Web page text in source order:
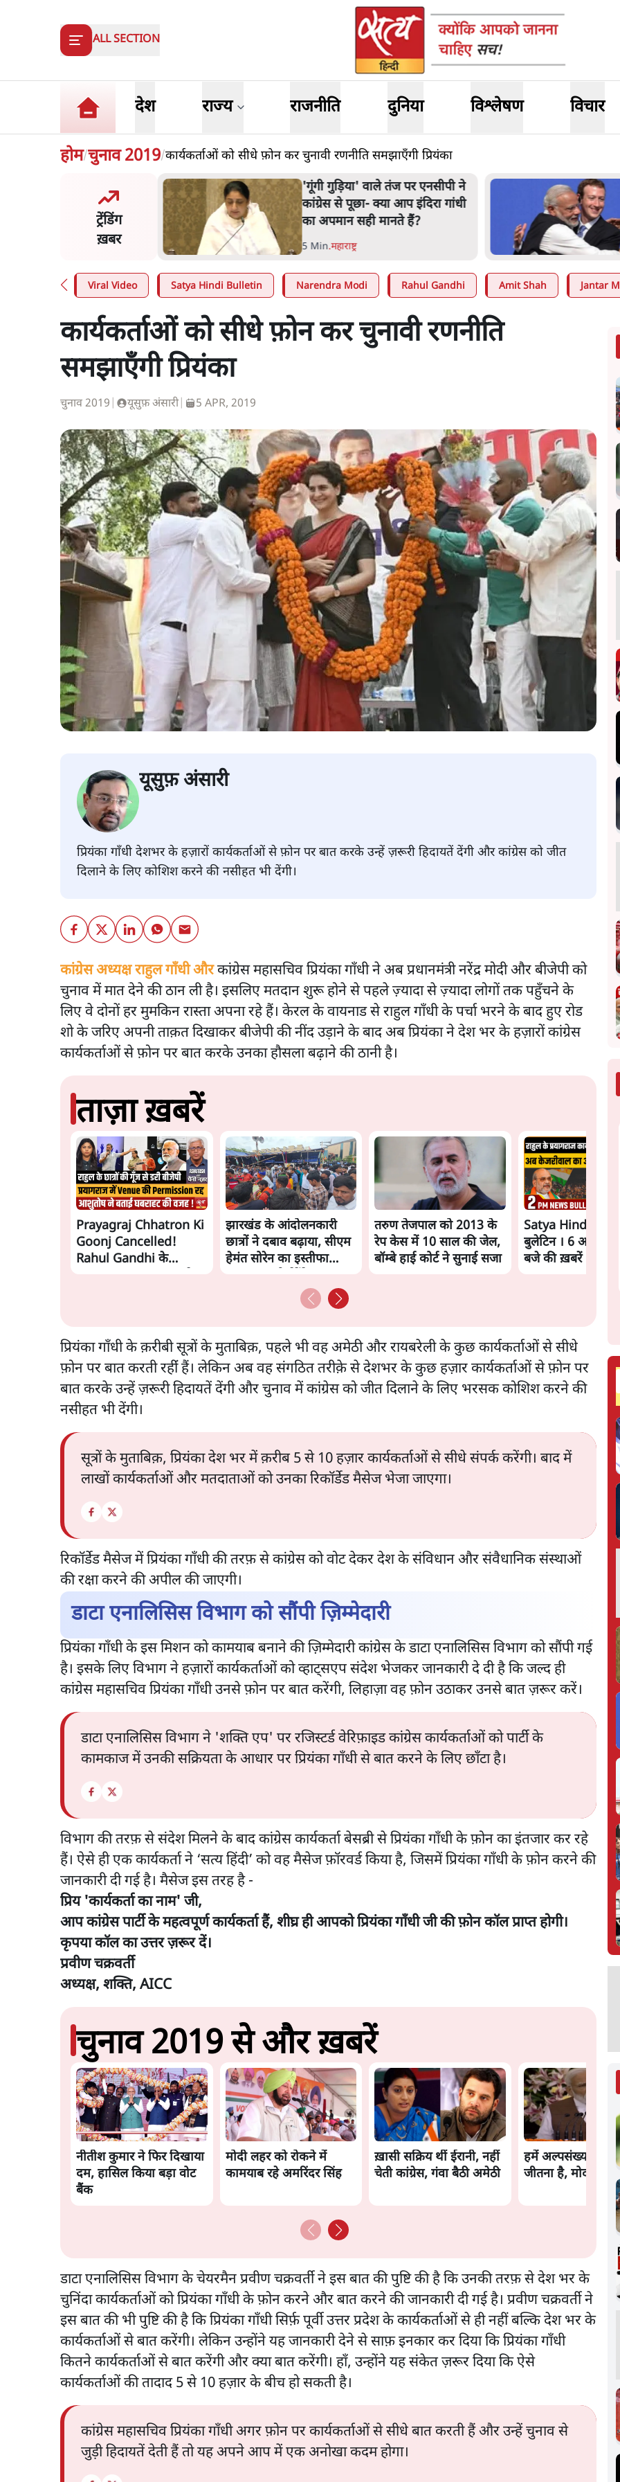
ALL SECTION
देश राज्य राजनीति दुनिया विश्लेषण विचार
होम/चुनाव 2019/कार्यकर्ताओं को सीधे फ़ोन कर चुनावी रणनीति समझाएँगी प्रियंका
ट्रेंडिंग
ख़बर
'गूंगी गुड़िया' वाले तंज पर एनसीपी ने
कांग्रेस से पूछा- क्या आप इंदिरा गांधी
का अपमान सही मानते हैं?
5 Min.महाराष्ट्र
संसदीय समिति-मेटा की बैठकः मार्क
ज़करबर्ग ने भारत सरकार से माफी
मांगी
Viral Video Satya Hindi Bulletin Narendra Modi Rahul Gandhi Amit Shah Jantar
कार्यकर्ताओं को सीधे फ़ोन कर चुनावी रणनीति
समझाएँगी प्रियंका
चुनाव 2019 यूसुफ़ अंसारी| 5 APR, 2019
यूसुफ़ अंसारी
प्रियंका गाँधी देशभर के हज़ारों कार्यकर्ताओं से फ़ोन पर बात करके उन्हें ज़रूरी हिदायतें देंगी और कांग्रेस को जीत
दिलाने के लिए कोशिश करने की नसीहत भी देंगी।
कांग्रेस अध्यक्ष राहुल गाँधी औरकांग्रेस महासचिव प्रियंका गाँधी ने अब प्रधानमंत्री नरेंद्र मोदी और बीजेपी को
चुनाव में मात देने की ठान ली है। इसलिए मतदान शुरू होने से पहले ज़्यादा से ज़्यादा लोगों तक पहुँचने के
लिए वे दोनों हर मुमकिन रास्ता अपना रहे हैं। केरल के वायनाड से राहुल गाँधी के पर्चा भरने के बाद हुए रोड
शो के जरिए अपनी ताक़त दिखाकर बीजेपी की नींद उड़ाने के बाद अब प्रियंका ने देश भर के हज़ारों कांग्रेस
कार्यकर्ताओं से फ़ोन पर बात करके उनका हौसला बढ़ाने की ठानी है।
ताज़ा ख़बरें
Prayagraj Chhatron Ki
Goonj Cancelled!
Rahul Gandhi के
झारखंड के आंदोलनकारी
छात्रों ने दबाव बढ़ाया, सीएम
हेमंत सोरेन का इस्तीफा
तरुण तेजपाल को 2013 के
रेप केस में 10 साल की जेल,
बॉम्बे हाई कोर्ट ने सुनाई सजा
Satya Hindi
बुलेटिन । 6 अगस्त,
बजे की ख़बरें
प्रियंका गाँधी के क़रीबी सूत्रों के मुताबिक़, पहले भी वह अमेठी और रायबरेली के कुछ कार्यकर्ताओं से सीधे
फ़ोन पर बात करती रहींं हैं। लेकिन अब वह संगठित तरीके़ से देशभर के कुछ हज़ार कार्यकर्ताओं से फ़ोन पर
बात करके उन्हें ज़रूरी हिदायतें देंगी और चुनाव में कांग्रेस को जीत दिलाने के लिए भरसक कोशिश करने की
नसीहत भी देंगी।
सूत्रों के मुताबिक़, प्रियंका देश भर में क़रीब 5 से 10 हज़ार कार्यकर्ताओं से सीधे संपर्क करेंगी। बाद में
लाखों कार्यकर्ताओं और मतदाताओं को उनका रिकॉर्डेड मैसेज भेजा जाएगा।
रिकॉर्डेड मैसेज में प्रियंका गाँधी की तरफ़ से कांग्रेस को वोट देकर देश के संविधान और संवैधानिक संस्थाओं
की रक्षा करने की अपील की जाएगी।
डाटा एनालिसिस विभाग को सौंपी ज़िम्मेदारी
प्रियंका गाँधी के इस मिशन को कामयाब बनाने की ज़िम्मेदारी कांग्रेस के डाटा एनालिसिस विभाग को सौंपी गई
है। इसके लिए विभाग ने हज़ारों कार्यकर्ताओं को व्हाट्सएप संदेश भेजकर जानकारी दे दी है कि जल्द ही
कांग्रेस महासचिव प्रियंका गाँधी उनसे फ़ोन पर बात करेंगी, लिहाज़ा वह फ़ोन उठाकर उनसे बात ज़रूर करें।
डाटा एनालिसिस विभाग ने 'शक्ति एप' पर रजिस्टर्ड वेरिफ़ाइड कांग्रेस कार्यकर्ताओं को पार्टी के
कामकाज में उनकी सक्रियता के आधार पर प्रियंका गाँधी से बात करने के लिए छाँटा है।
विभाग की तरफ़ से संदेश मिलने के बाद कांग्रेस कार्यकर्ता बेसब्री से प्रियंका गाँधी के फ़ोन का इंतजार कर रहे
हैं। ऐसे ही एक कार्यकर्ता ने ‘सत्य हिंदी’ को वह मैसेज फ़ॉरवर्ड किया है, जिसमें प्रियंका गाँधी के फ़ोन करने की
जानकारी दी गई है। मैसेज इस तरह है -
प्रिय 'कार्यकर्ता का नाम' जी,
आप कांग्रेस पार्टी के महत्वपूर्ण कार्यकर्ता हैं, शीघ्र ही आपको प्रियंका गाँधी जी की फ़ोन कॉल प्राप्त होगी।
कृपया कॉल का उत्तर ज़रूर दें।
प्रवीण चक्रवर्ती
अध्यक्ष, शक्ति, AICC
चुनाव 2019 से और ख़बरें
नीतीश कुमार ने फिर दिखाया
दम, हासिल किया बड़ा वोट
बैंक
मोदी लहर को रोकने में
कामयाब रहे अमरिंदर सिंह
ख़ासी सक्रिय थीं ईरानी, नहीं
चेती कांग्रेस, गंवा बैठी अमेठी
हमें अल्पसंख्यकों का
जीतना है, मोदी बोले
डाटा एनालिसिस विभाग के चेयरमैन प्रवीण चक्रवर्ती ने इस बात की पुष्टि की है कि उनकी तरफ़ से देश भर के
चुनिंदा कार्यकर्ताओं को प्रियंका गाँधी के फ़ोन करने और बात करने की जानकारी दी गई है। प्रवीण चक्रवर्ती ने
इस बात की भी पुष्टि की है कि प्रियंका गाँधी सिर्फ़ पूर्वी उत्तर प्रदेश के कार्यकर्ताओं से ही नहीं बल्कि देश भर के
कार्यकर्ताओं से बात करेंगी। लेकिन उन्होंने यह जानकारी देने से साफ़ इनकार कर दिया कि प्रियंका गाँधी
कितने कार्यकर्ताओं से बात करेंगी और क्या बात करेंगी। हाँ, उन्होंने यह संकेत ज़रूर दिया कि ऐसे
कार्यकर्ताओं की तादाद 5 से 10 हज़ार के बीच हो सकती है।
कांग्रेस महासचिव प्रियंका गाँधी अगर फ़ोन पर कार्यकर्ताओं से सीधे बात करती हैं और उन्हें चुनाव से
जुड़ी हिदायतें देती हैं तो यह अपने आप में एक अनोखा कदम होगा।